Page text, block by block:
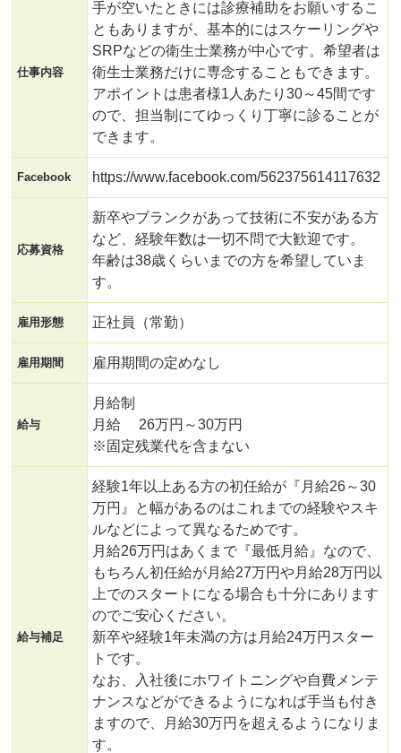
仕事内容
手が空いたときには診療補助をお願いするこ
ともありますが、基本的にはスケーリングや
SRPなどの衛生士業務が中心です。希望者は
衛生士業務だけに専念することもできます。
アポイントは患者様1人あたり30～45間です
ので、担当制にてゆっくり丁寧に診ることが
できます。
Facebook https://www.facebook.com/562375614117632
応募資格
新卒やブランクがあって技術に不安がある方
など、経験年数は一切不問で大歓迎です。
年齢は38歳くらいまでの方を希望していま
す。
雇用形態 正社員（常勤）
雇用期間 雇用期間の定めなし
給与
月給制
月給 26万円～30万円
※固定残業代を含まない
給与補足
経験1年以上ある方の初任給が『月給26～30
万円』と幅があるのはこれまでの経験やスキ
ルなどによって異なるためです。
月給26万円はあくまで『最低月給』なので、
もちろん初任給が月給27万円や月給28万円以
上でのスタートになる場合も十分にあります
のでご安心ください。
新卒や経験1年未満の方は月給24万円スター
トです。
なお、入社後にホワイトニングや自費メンテ
ナンスなどができるようになれば手当も付き
ますので、月給30万円を超えるようになりま
す。